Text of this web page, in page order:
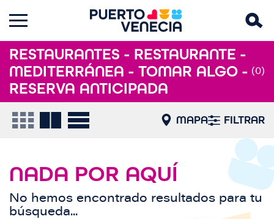
RESTAURANTES - RESTAURANTE -
MEDITERRÁNEA - TOMAR ALGO -
RESERVA ANTICIPADA
(0)
MAPA FILTRAR
NADA POR AQUÍ
No hemos encontrado resultados para tu
búsqueda...